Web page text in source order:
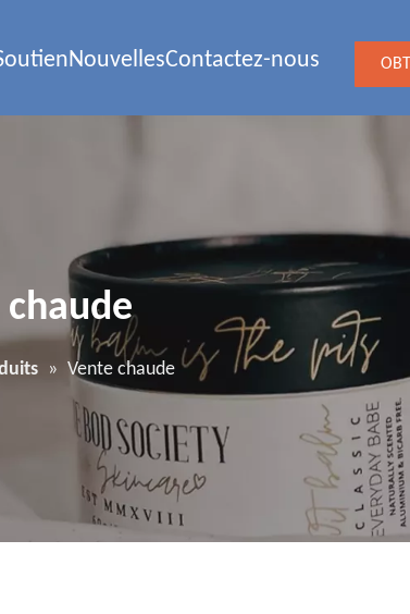
NouvellesContactez-nous
» Vente chaude